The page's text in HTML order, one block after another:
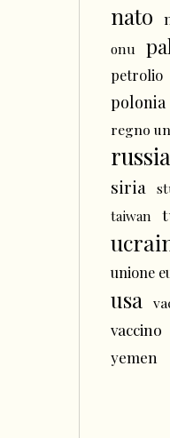
nato
onu
petrolio
polonia
regno
russia
siria
taiwan
unione
usa
vaccino
yemen